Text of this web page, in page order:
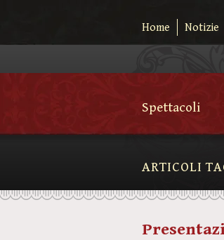
Home Notizie
Spettacoli
ARTICOLI